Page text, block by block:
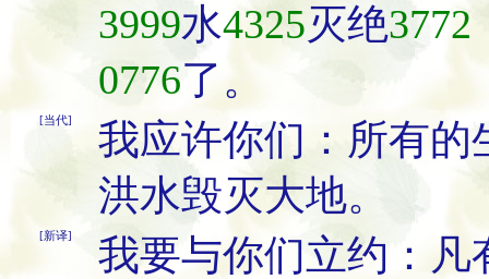
3999水4325灭绝3772
0776了。
[当代]
我应许你们：所有的
洪水毁灭大地。
[新译]
我要与你们立约：凡